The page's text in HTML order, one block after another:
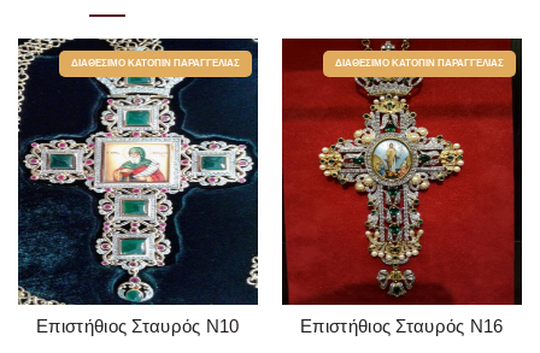
ΔΙΑΘΈΣΙΜΟ ΚΑΤΌΠΙΝ ΠΑΡΑΓΓΕΛΊΑΣ
READ MORE
Επιστήθιος Σταυρός Ν10
ΔΙΑΘΈΣΙΜΟ ΚΑΤΌΠΙΝ ΠΑΡΑΓΓΕΛΊΑΣ
READ MORE
Επιστήθιος Σταυρός Ν16